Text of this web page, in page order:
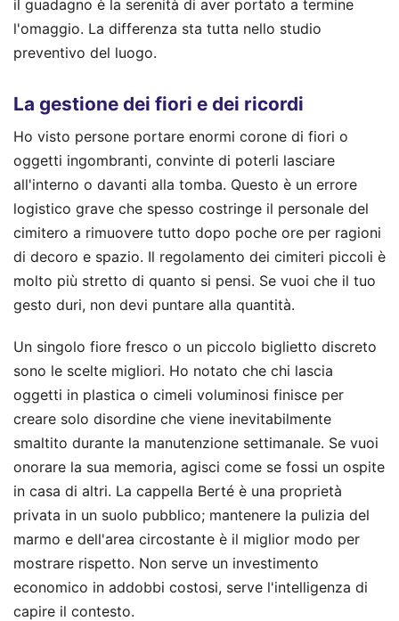
il guadagno è la serenità di aver portato a termine
l'omaggio. La differenza sta tutta nello studio
preventivo del luogo.
La gestione dei fiori e dei ricordi
Ho visto persone portare enormi corone di fiori o
oggetti ingombranti, convinte di poterli lasciare
all'interno o davanti alla tomba. Questo è un errore
logistico grave che spesso costringe il personale del
cimitero a rimuovere tutto dopo poche ore per ragioni
di decoro e spazio. Il regolamento dei cimiteri piccoli è
molto più stretto di quanto si pensi. Se vuoi che il tuo
gesto duri, non devi puntare alla quantità.
Un singolo fiore fresco o un piccolo biglietto discreto
sono le scelte migliori. Ho notato che chi lascia
oggetti in plastica o cimeli voluminosi finisce per
creare solo disordine che viene inevitabilmente
smaltito durante la manutenzione settimanale. Se vuoi
onorare la sua memoria, agisci come se fossi un ospite
in casa di altri. La cappella Berté è una proprietà
privata in un suolo pubblico; mantenere la pulizia del
marmo e dell'area circostante è il miglior modo per
mostrare rispetto. Non serve un investimento
economico in addobbi costosi, serve l'intelligenza di
capire il contesto.